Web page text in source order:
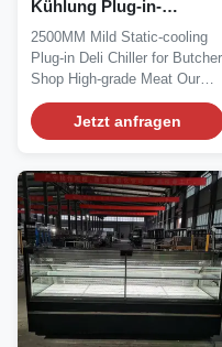
Kühlung Plug-in-
Wurstkühlvitrine für
Metzgereien
Hochwertiges Fleisch
2500MM Mild Static‑cooling
Plug‑in Deli Chiller for Butcher
Shop High‑grade Meat Our
Advantages:...
Jetzt anfragen